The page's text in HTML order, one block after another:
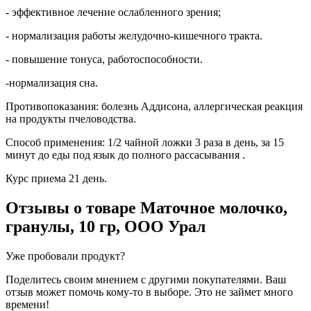
- эффективное лечение ослабленного зрения;
- нормализация работы желудочно-кишечного тракта.
- повышение тонуса, работоспособности.
-нормализация сна.
Противопоказания: болезнь Аддисона, аллергическая реакция
на продукты пчеловодства.
Способ применения: 1/2 чайной ложки 3 раза в день, за 15
минут до еды под язык до полного рассасывания .
Курс приема 21 день.
Отзывы о товаре Маточное молочко,
гранулы, 10 гр, ООО Урал
Уже пробовали продукт?
Поделитесь своим мнением с другими покупателями. Ваш
отзыв может помочь кому-то в выборе. Это не займет много
времени!